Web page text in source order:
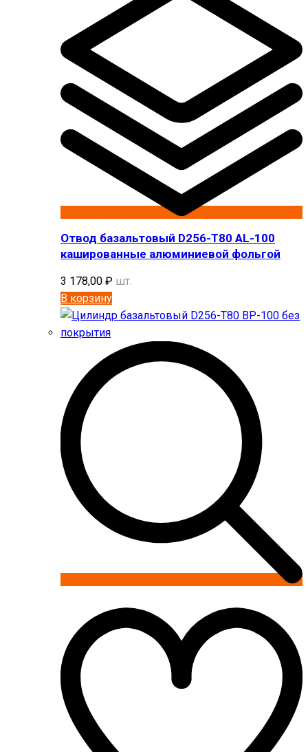
Отвод базальтовый D256-T80 AL-100
кашированные алюминиевой фольгой
3 178,00 ₽ шт.
В корзину